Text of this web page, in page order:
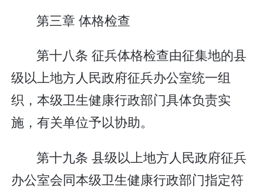
第三章 体格检查
第十八条 征兵体格检查由征集地的县
级以上地方人民政府征兵办公室统一组
织，本级卫生健康行政部门具体负责实
施，有关单位予以协助。
第十九条 县级以上地方人民政府征兵
办公室会同本级卫生健康行政部门指定符